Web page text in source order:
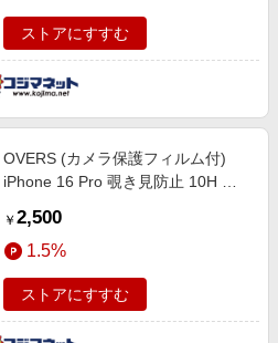
ストアにすすむ
OVERS (カメラ保護フィルム付)
iPhone 16 Pro 覗き見防止 10H 強
格 ガラスザムライ GZIP1602NH1
￥ 2,500
1.5%
ストアにすすむ